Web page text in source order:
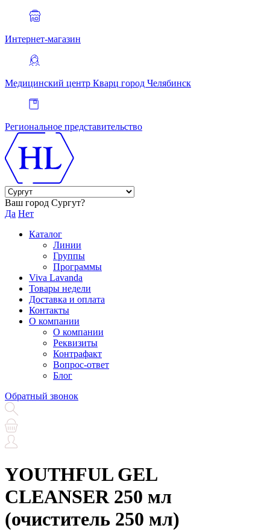
Интернет-магазин
Медицинский центр Кварц город Челябинск
Региональное представительство
Ваш город Сургут?
Да Нет
Каталог
Линии
Группы
Программы
Viva Lavanda
Товары недели
Доставка и оплата
Контакты
О компании
О компании
Реквизиты
Контрафакт
Вопрос-ответ
Блог
Обратный звонок
YOUTHFUL GEL
CLEANSER 250 мл
(очиститель 250 мл)